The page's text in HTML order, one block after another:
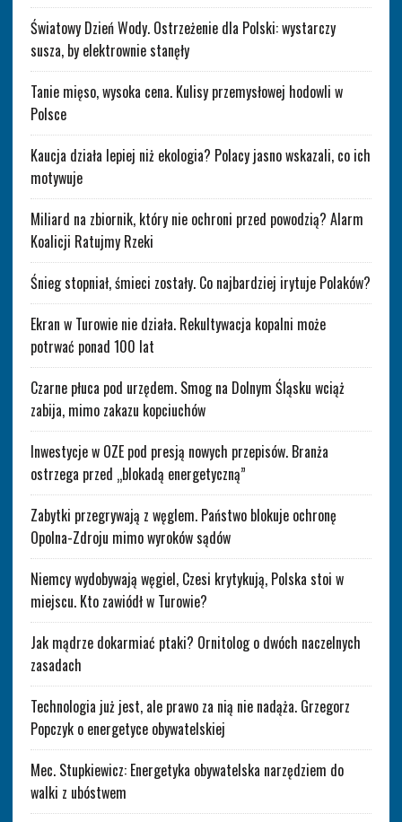
Światowy Dzień Wody. Ostrzeżenie dla Polski: wystarczy
susza, by elektrownie stanęły
Tanie mięso, wysoka cena. Kulisy przemysłowej hodowli w
Polsce
Kaucja działa lepiej niż ekologia? Polacy jasno wskazali, co ich
motywuje
Miliard na zbiornik, który nie ochroni przed powodzią? Alarm
Koalicji Ratujmy Rzeki
Śnieg stopniał, śmieci zostały. Co najbardziej irytuje Polaków?
Ekran w Turowie nie działa. Rekultywacja kopalni może
potrwać ponad 100 lat
Czarne płuca pod urzędem. Smog na Dolnym Śląsku wciąż
zabija, mimo zakazu kopciuchów
Inwestycje w OZE pod presją nowych przepisów. Branża
ostrzega przed „blokadą energetyczną”
Zabytki przegrywają z węglem. Państwo blokuje ochronę
Opolna-Zdroju mimo wyroków sądów
Niemcy wydobywają węgiel, Czesi krytykują, Polska stoi w
miejscu. Kto zawiódł w Turowie?
Jak mądrze dokarmiać ptaki? Ornitolog o dwóch naczelnych
zasadach
Technologia już jest, ale prawo za nią nie nadąża. Grzegorz
Popczyk o energetyce obywatelskiej
Mec. Stupkiewicz: Energetyka obywatelska narzędziem do
walki z ubóstwem